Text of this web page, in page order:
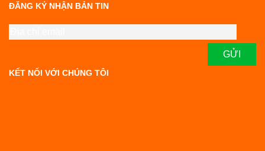
ĐĂNG KÝ NHẬN BẢN TIN
KẾT NỐI VỚI CHÚNG TÔI